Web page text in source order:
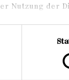
Nutzung der